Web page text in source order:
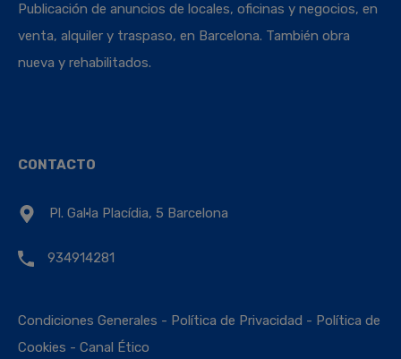
Publicación de anuncios de locales, oficinas y negocios, en
venta, alquiler y traspaso, en Barcelona. También obra
nueva y rehabilitados.
CONTACTO
Pl. Gal·la Placídia, 5 Barcelona
934914281
Condiciones Generales - Política de Privacidad - Política de
Cookies - Canal Ético